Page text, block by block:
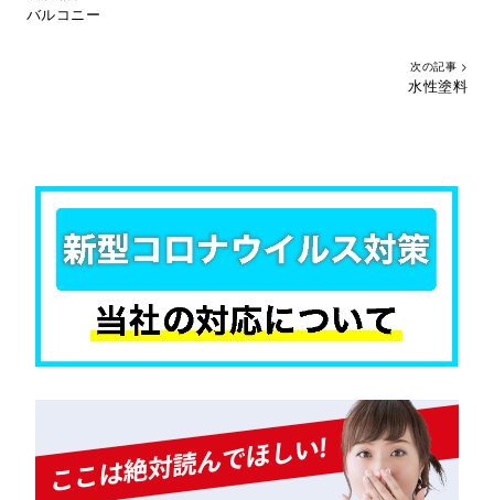
バルコニー
次の記事 >
水性塗料